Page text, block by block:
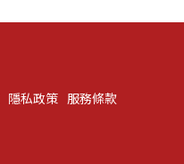
隱私政策 服務條款